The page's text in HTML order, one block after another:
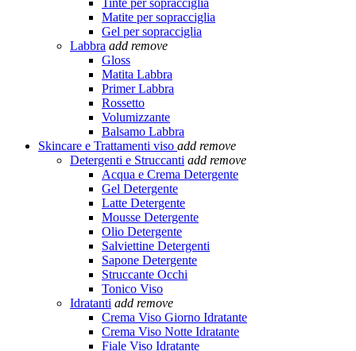
Tinte per sopracciglia
Matite per sopracciglia
Gel per sopracciglia
Labbra add remove
Gloss
Matita Labbra
Primer Labbra
Rossetto
Volumizzante
Balsamo Labbra
Skincare e Trattamenti viso add remove
Detergenti e Struccanti add remove
Acqua e Crema Detergente
Gel Detergente
Latte Detergente
Mousse Detergente
Olio Detergente
Salviettine Detergenti
Sapone Detergente
Struccante Occhi
Tonico Viso
Idratanti add remove
Crema Viso Giorno Idratante
Crema Viso Notte Idratante
Fiale Viso Idratante